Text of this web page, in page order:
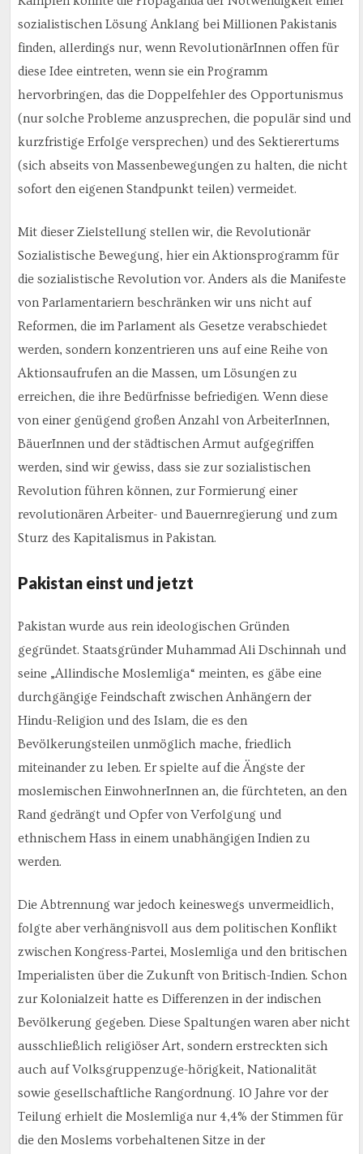
sozialistischen Lösung Anklang bei Millionen Pakistanis
finden, allerdings nur, wenn RevolutionärInnen offen für
diese Idee eintreten, wenn sie ein Programm
hervorbringen, das die Doppelfehler des Opportunismus
(nur solche Probleme anzusprechen, die populär sind und
kurzfristige Erfolge versprechen) und des Sektierertums
(sich abseits von Massenbewegungen zu halten, die nicht
sofort den eigenen Standpunkt teilen) vermeidet.
Mit dieser Zielstellung stellen wir, die Revolutionär
Sozialistische Bewegung, hier ein Aktionsprogramm für
die sozialistische Revolution vor. Anders als die Manifeste
von Parlamentariern beschränken wir uns nicht auf
Reformen, die im Parlament als Gesetze verabschiedet
werden, sondern konzentrieren uns auf eine Reihe von
Aktionsaufrufen an die Massen, um Lösungen zu
erreichen, die ihre Bedürfnisse befriedigen. Wenn diese
von einer genügend großen Anzahl von ArbeiterInnen,
BäuerInnen und der städtischen Armut aufgegriffen
werden, sind wir gewiss, dass sie zur sozialistischen
Revolution führen können, zur Formierung einer
revolutionären Arbeiter- und Bauernregierung und zum
Sturz des Kapitalismus in Pakistan.
Pakistan einst und jetzt
Pakistan wurde aus rein ideologischen Gründen
gegründet. Staatsgründer Muhammad Ali Dschinnah und
seine „Allindische Moslemliga“ meinten, es gäbe eine
durchgängige Feindschaft zwischen Anhängern der
Hindu-Religion und des Islam, die es den
Bevölkerungsteilen unmöglich mache, friedlich
miteinander zu leben. Er spielte auf die Ängste der
moslemischen EinwohnerInnen an, die fürchteten, an den
Rand gedrängt und Opfer von Verfolgung und
ethnischem Hass in einem unabhängigen Indien zu
werden.
Die Abtrennung war jedoch keineswegs unvermeidlich,
folgte aber verhängnisvoll aus dem politischen Konflikt
zwischen Kongress-Partei, Moslemliga und den britischen
Imperialisten über die Zukunft von Britisch-Indien. Schon
zur Kolonialzeit hatte es Differenzen in der indischen
Bevölkerung gegeben. Diese Spaltungen waren aber nicht
ausschließlich religiöser Art, sondern erstreckten sich
auch auf Volksgruppenzuge-hörigkeit, Nationalität
sowie gesellschaftliche Rangordnung. 10 Jahre vor der
Teilung erhielt die Moslemliga nur 4,4% der Stimmen für
die den Moslems vorbehaltenen Sitze in der